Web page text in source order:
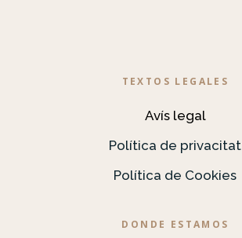
TEXTOS LEGALES
Avís legal
Política de privacitat
Política de Cookies
DONDE ESTAMOS